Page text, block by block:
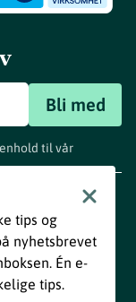
Bli med
til vår
tips og
nyhetsbrevet
Én e-
tips.